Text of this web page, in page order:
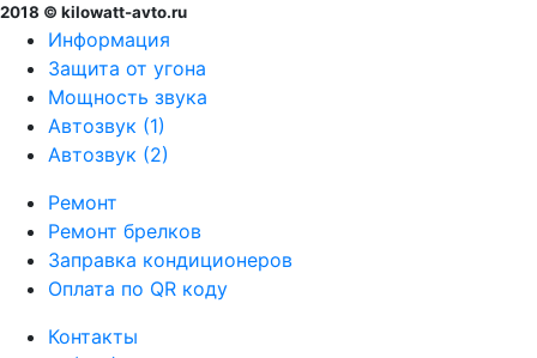
2018 © kilowatt-avto.ru
Информация
Защита от угона
Мощность звука
Автозвук (1)
Автозвук (2)
Ремонт
Ремонт брелков
Заправка кондиционеров
Оплата по QR коду
Контакты